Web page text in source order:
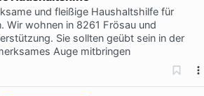
und fleißige Haushaltshilfe für
Wir wohnen in 8261 Frösau und
Sie sollten geübt sein in der
Auge mitbringen